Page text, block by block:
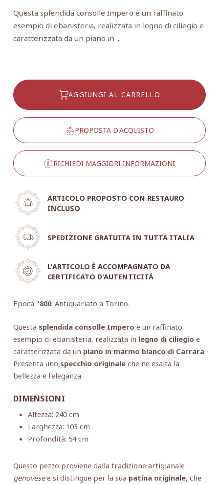
Questa splendida consolle Impero è un raffinato
esempio di ebanisteria, realizzata in legno di ciliegio e
caratterizzata da un piano in ...
AGGIUNGI AL CARRELLO
PROPOSTA D'ACQUISTO
RICHIEDI MAGGIORI INFORMAZIONI
ARTICOLO PROPOSTO CON RESTAURO
INCLUSO
SPEDIZIONE GRATUITA IN TUTTA ITALIA
L'ARTICOLO È ACCOMPAGNATO DA
CERTIFICATO D'AUTENTICITÀ
Epoca: '800. Antiquariato a Torino.
Questa splendida consolle Impero è un raffinato
esempio di ebanisteria, realizzata in legno di ciliegio e
caratterizzata da un piano in marmo bianco di Carrara.
Presenta uno specchio originaleche ne esalta la
bellezza e l'eleganza.
DIMENSIONI
Altezza: 240 cm
Larghezza: 103 cm
Profondità: 54 cm
Questo pezzo proviene dalla tradizione artigianale
genovesee si distingue per la sua patina originale, che